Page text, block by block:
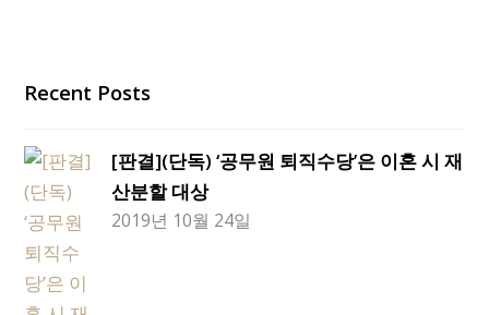
Recent Posts
[판결](단독) ‘공무원 퇴직수당’은 이혼 시 재
산분할 대상
2019년 10월 24일